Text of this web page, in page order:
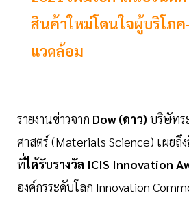
สินค้าใหม่โดนใจผู้บริโภค
แวดล้อม
รายงานข่าวจาก Dow (ดาว) บริษัทร
ศาสตร์ (Materials Science) เผยถึง
ที่ได้รับรางวัล ICIS Innovation
องค์กรระดับโลก Innovation